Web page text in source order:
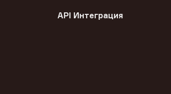
API Интеграция